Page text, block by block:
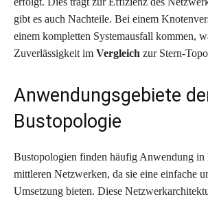
gibt es auch Nachteile. Bei einem
einem kompletten Systemausfall kommen,
Zuverlässigkeit im Vergleich zur Stern-
Anwendungsgebiete
Bustopologie
Bustopologien finden häufig Anwendung in
mittleren Netzwerken, da sie eine einfache
Umsetzung bieten. Diese